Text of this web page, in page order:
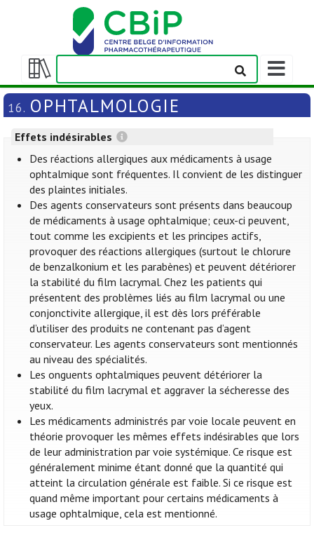
Afficher/masquer
la
table
matières
Afficher/
la
barre
navigation
16. OPHTALMOLOGIE
Effets indésirables
Des réactions allergiques aux médicaments à usage
ophtalmique sont fréquentes. Il convient de les distinguer
des plaintes initiales.
Des agents conservateurs sont présents dans beaucoup
de médicaments à usage ophtalmique; ceux-ci peuvent,
tout comme les excipients et les principes actifs,
provoquer des réactions allergiques (surtout le chlorure
de benzalkonium et les parabènes) et peuvent détériorer
la stabilité du film lacrymal. Chez les patients qui
présentent des problèmes liés au film lacrymal ou une
conjonctivite allergique, il est dès lors préférable
d’utiliser des produits ne contenant pas d’agent
conservateur. Les agents conservateurs sont mentionnés
au niveau des spécialités.
Les onguents ophtalmiques peuvent détériorer la
stabilité du film lacrymal et aggraver la sécheresse des
yeux.
Les médicaments administrés par voie locale peuvent en
théorie provoquer les mêmes effets indésirables que lors
de leur administration par voie systémique. Ce risque est
généralement minime étant donné que la quantité qui
atteint la circulation générale est faible. Si ce risque est
quand même important pour certains médicaments à
usage ophtalmique, cela est mentionné.